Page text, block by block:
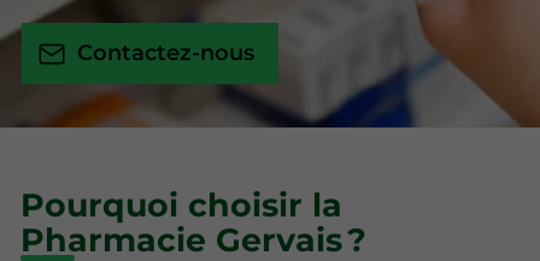
Contactez-nous
Pourquoi choisir la
Pharmacie Gervais ?